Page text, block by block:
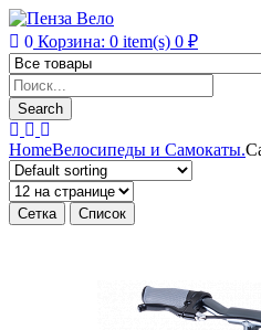
0 Корзина: 0 item(s) 0 ₽
Products
search
Search
HomeВелосипеды и Самокаты.
Сетка Список